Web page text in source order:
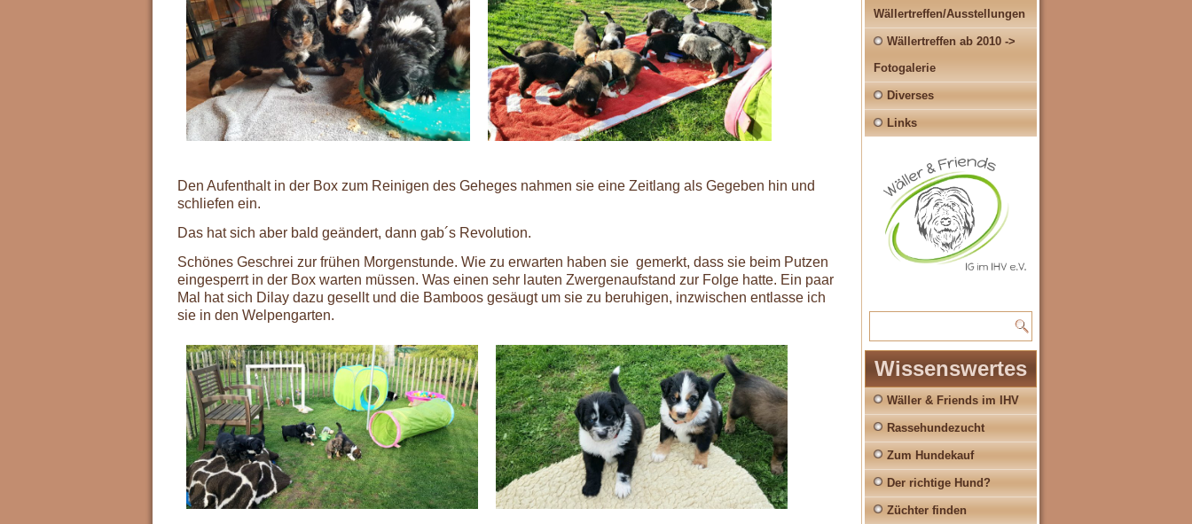
Den Aufenthalt in der Box zum Reinigen des Geheges nahmen sie eine Zeitlang als Gegeben hin und
schliefen ein.
Das hat sich aber bald geändert, dann gab´s Revolution.
Schönes Geschrei zur frühen Morgenstunde. Wie zu erwarten haben sie gemerkt, dass sie beim Putzen
eingesperrt in der Box warten müssen. Was einen sehr lauten Zwergenaufstand zur Folge hatte. Ein paar
Mal hat sich Dilay dazu gesellt und die Bamboos gesäugt um sie zu beruhigen, inzwischen entlasse ich
sie in den Welpengarten.
Wällertreffen/Ausstellungen
Wällertreffen ab 2010 ->
Fotogalerie
Diverses
Links
Wissenswertes
Wäller & Friends im IHV
Rassehundezucht
Zum Hundekauf
Der richtige Hund?
Züchter finden